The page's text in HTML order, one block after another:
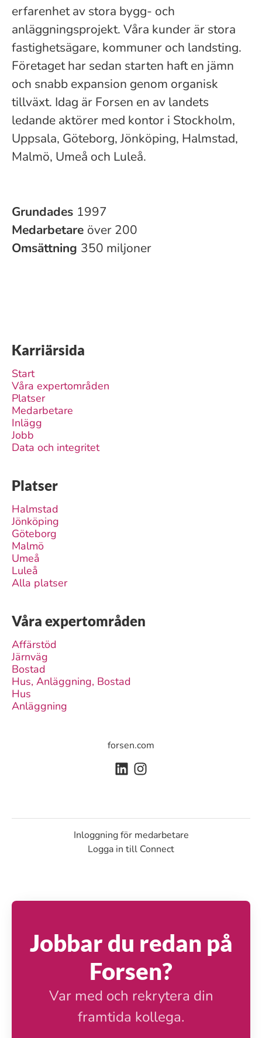
erfarenhet av stora bygg- och
anläggningsprojekt. Våra kunder är stora
fastighetsägare, kommuner och landsting.
Företaget har sedan starten haft en jämn
och snabb expansion genom organisk
tillväxt. Idag är Forsen en av landets
ledande aktörer med kontor i Stockholm,
Uppsala, Göteborg, Jönköping, Halmstad,
Malmö, Umeå och Luleå.
Grundades 1997
Medarbetare över 200
Omsättning 350 miljoner
Karriärsida
Start
Våra expertområden
Platser
Medarbetare
Inlägg
Jobb
Data och integritet
Platser
Halmstad
Jönköping
Göteborg
Malmö
Umeå
Luleå
Alla platser
Våra expertområden
Affärstöd
Järnväg
Bostad
Hus, Anläggning, Bostad
Hus
Anläggning
forsen.com
Inloggning för medarbetare
Logga in till Connect
Jobbar du redan på
Forsen?
Var med och rekrytera din
framtida kollega.